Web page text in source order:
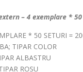
– 4 exemplare *
* 50 SETURI =
TIPAR COLOR
ALBASTRU
ROSU